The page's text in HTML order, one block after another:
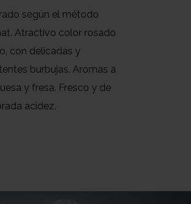
según el método
Atractivo color rosado
con delicadas y
burbujas. Aromas a
y fresa. Fresco y de
acidez.